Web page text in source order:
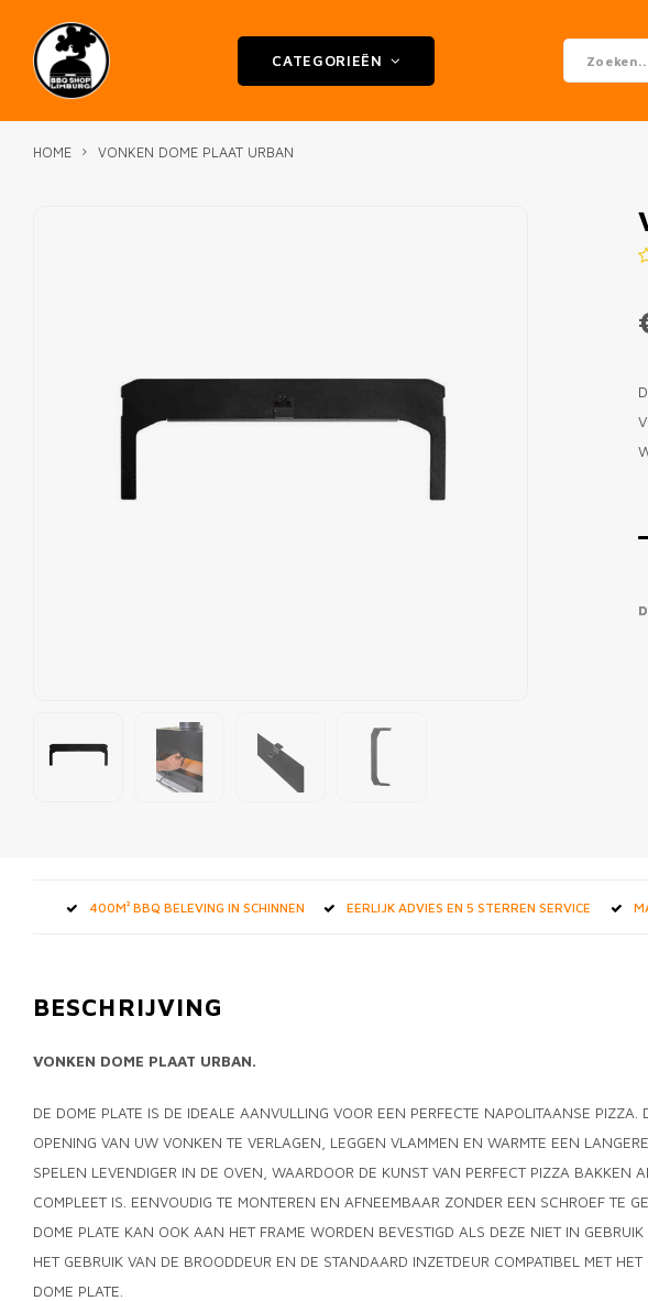
CATEGORIEËN
HOME VONKEN DOME PLAAT URBAN
400M² BBQ BELEVING IN SCHINNEN EERLIJK ADVIES EN 5 STERREN SERVICE
BESCHRIJVING
VONKEN DOME PLAAT URBAN.
DE DOME PLATE IS DE IDEALE AANVULLING VOOR EEN PERFECTE NAPOLITAANSE PIZZA.
OPENING VAN UW VONKEN TE VERLAGEN, LEGGEN VLAMMEN EN WARMTE EEN
SPELEN LEVENDIGER IN DE OVEN, WAARDOOR DE KUNST VAN PERFECT PIZZA BAKKEN
COMPLEET IS. EENVOUDIG TE MONTEREN EN AFNEEMBAAR ZONDER EEN SCHROEF TE
DOME PLATE KAN OOK AAN HET FRAME WORDEN BEVESTIGD ALS DEZE NIET IN GEBRUIK
HET GEBRUIK VAN DE BROODDEUR EN DE STANDAARD INZETDEUR COMPATIBEL MET HET
DOME PLATE.